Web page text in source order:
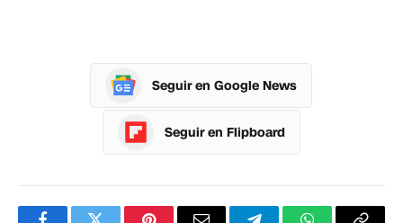
Seguir en Google News
Seguir en Flipboard